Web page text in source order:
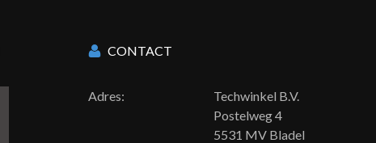
CONTACT
Adres:
Techwinkel B.V.
Postelweg 4
5531 MV Bladel